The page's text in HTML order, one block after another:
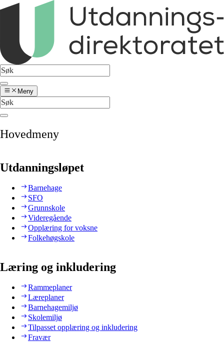
Meny
Hovedmeny
Utdanningsløpet
Barnehage
SFO
Grunnskole
Videregående
Opplæring for voksne
Folkehøgskole
Læring og inkludering
Rammeplaner
Læreplaner
Barnehagemiljø
Skolemiljø
Tilpasset opplæring og inkludering
Fravær